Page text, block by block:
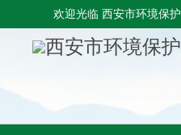
欢迎光临 西安市环境保